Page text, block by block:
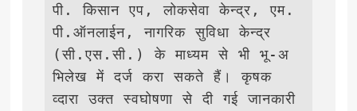
पी. किसान एप, लोकसेवा केन्‍द्र, एम.
पी.ऑनलाईन, नागरिक सुविधा केन्‍द्र
(सी.एस.सी.) के माध्‍यम से भी भू-अ
भिलेख में दर्ज करा सकते हैं। कृषक
व्‍दारा उक्‍त स्‍वघोषणा से दी गई जानकारी